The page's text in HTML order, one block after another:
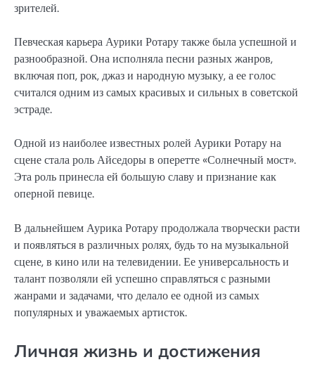
зрителей.
Певческая карьера Аурики Ротару также была успешной и
разнообразной. Она исполняла песни разных жанров,
включая поп, рок, джаз и народную музыку, а ее голос
считался одним из самых красивых и сильных в советской
эстраде.
Одной из наиболее известных ролей Аурики Ротару на
сцене стала роль Айседоры в оперетте «Солнечный мост».
Эта роль принесла ей большую славу и признание как
оперной певице.
В дальнейшем Аурика Ротару продолжала творчески расти
и появляться в различных ролях, будь то на музыкальной
сцене, в кино или на телевидении. Ее универсальность и
талант позволяли ей успешно справляться с разными
жанрами и задачами, что делало ее одной из самых
популярных и уважаемых артисток.
Личная жизнь и достижения